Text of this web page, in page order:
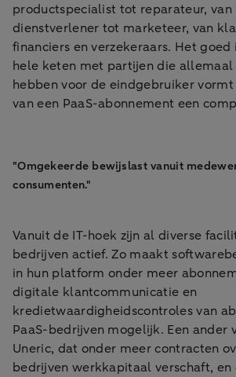
productspecialist tot reparateur,
dienstverlener tot marketeer, van
financiers en verzekeraars. Het
hele keten met partijen die allemaal
hebben voor de eindgebruiker
van een PaaS-abonnement een
"Omgekeerde bewijslast vanuit
consumenten."
Vanuit de IT-hoek zijn al diverse
bedrijven actief. Zo maakt
in hun platform onder meer
digitale klantcommunicatie en
kredietwaardigheidscontroles van
PaaS-bedrijven mogelijk. Een ander
Uneric, dat onder meer contracten
bedrijven werkkapitaal verschaft,